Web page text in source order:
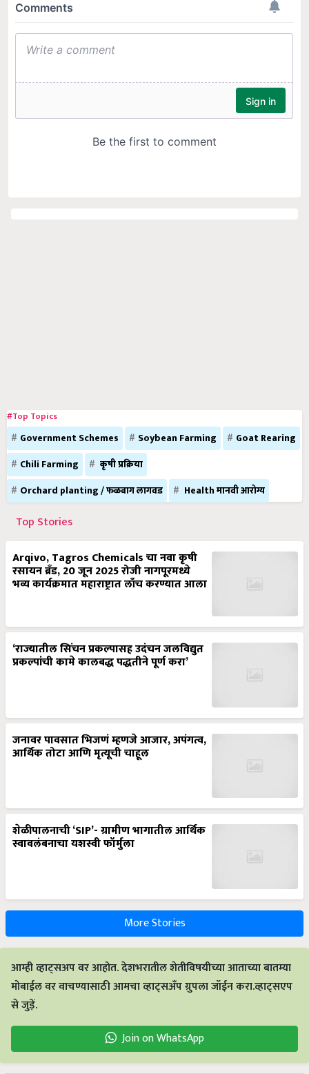
#Top Topics
Government Schemes Soybean Farming
Goat Rearing
Chili Farming
कृषी प्रक्रिया
Orchard planting / फळबाग लागवड
Health मानवी आरोग्य
Top Stories
Arqivo, Tagros Chemicals चा नवा कृषी
रसायन ब्रँड, 20 जून 2025 रोजी नागपूरमध्ये
भव्य कार्यक्रमात महाराष्ट्रात लाँच करण्यात आला
‘राज्यातील सिंचन प्रकल्पासह उदंचन जलविद्युत
प्रकल्पांची कामे कालबद्ध पद्धतीने पूर्ण करा’
जनावर पावसात भिजणं म्हणजे आजार, अपंगत्व,
आर्थिक तोटा आणि मृत्यूची चाहूल
शेळीपालनाची ‘SIP’- ग्रामीण भागातील आर्थिक
स्वावलंबनाचा यशस्वी फॉर्मुला
More Stories
आम्ही व्हाट्सअप वर आहोत. देशभरातील शेतीविषयीच्या आताच्या बातम्या
मोबाईल वर वाचण्यासाठी आमचा व्हाट्सअँप ग्रुपला जॉईन करा.व्हाट्सएप
से जुड़ें.
Join on WhatsApp